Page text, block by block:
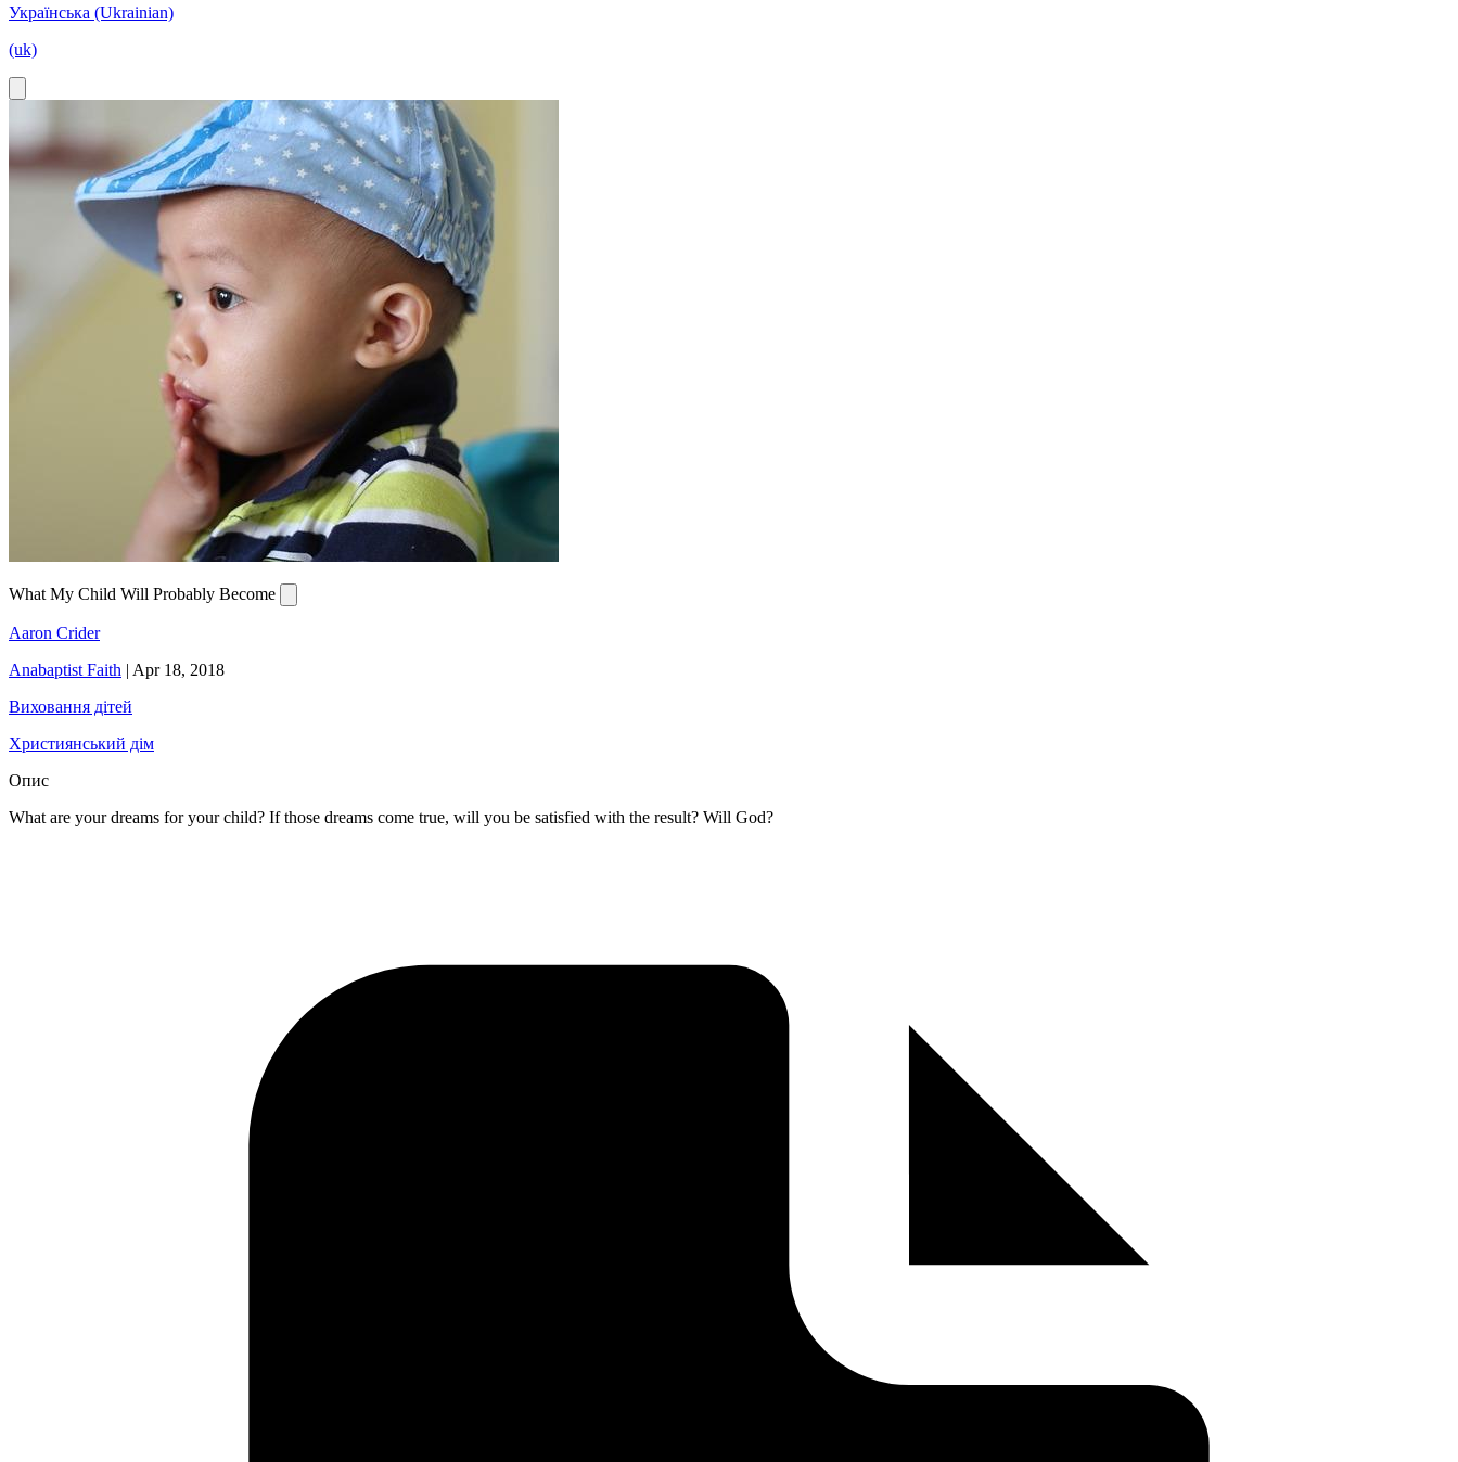
Українська (Ukrainian)
(uk)
What My Child Will Probably Become
Aaron Crider
Anabaptist Faith | Apr 18, 2018
Виховання дітей
Християнський дім
Опис
What are your dreams for your child? If those dreams come true, will you be satisfied with the result? Will God?